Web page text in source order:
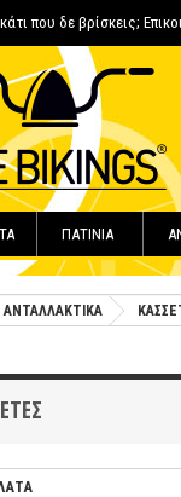
που δε βρίσκεις;
ΠΑΤΙΝΙΑ
ΑΝΤΑΛΛΑΚΤΙΚΑ